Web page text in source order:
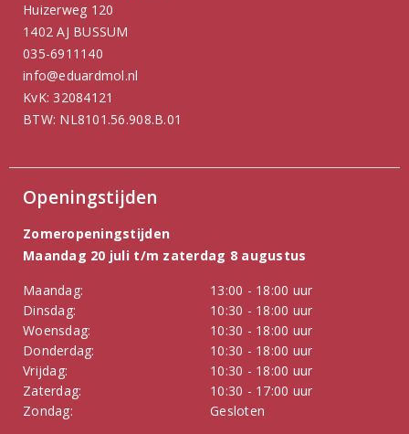
Huizerweg 120
1402 AJ BUSSUM
035-6911140
info@eduardmol.nl
KvK: 32084121
BTW: NL8101.56.908.B.01
Openingstijden
Zomeropeningstijden
Maandag 20 juli t/m zaterdag 8 augustus
Maandag:
13:00 - 18:00 uur
Dinsdag:
10:30 - 18:00 uur
Woensdag:
10:30 - 18:00 uur
Donderdag:
10:30 - 18:00 uur
Vrijdag:
10:30 - 18:00 uur
Zaterdag:
10:30 - 17:00 uur
Zondag:
Gesloten